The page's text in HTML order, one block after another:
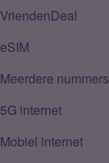
VriendenDeal
eSIM
Meerdere nummers
5G internet
Mobiel internet